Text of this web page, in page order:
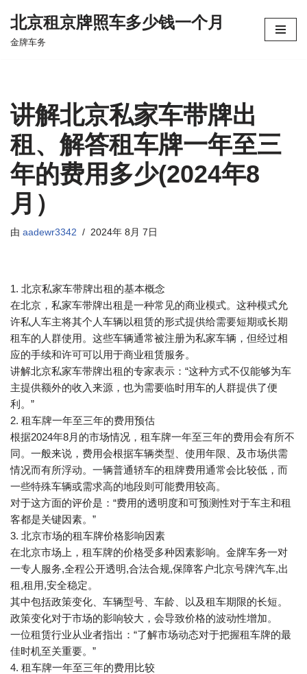
跳
北京租京牌照车多少钱一个月
金牌车务
讲解北京私家车带牌出
租、解答租车牌一年至三
年的费用多少(2024年8
月）
由 aadewr3342 2024年 8月 7日
1. 北京私家车带牌出租的基本概念
在北京，私家车带牌出租是一种常见的商业模式。这种模式允
许私人车主将其个人车辆以租赁的形式提供给需要短期或长期
租车的人群使用。这些车辆通常被注册为私家车辆，但经过相
应的手续和许可可以用于商业租赁服务。
讲解北京私家车带牌出租的专家表示：“这种方式不仅能够为车
主提供额外的收入来源，也为需要临时用车的人群提供了便
利。”
2. 租车牌一年至三年的费用预估
根据2024年8月的市场情况，租车牌一年至三年的费用会有所不
同。一般来说，费用会根据车辆类型、使用年限、及市场供需
情况而有所浮动。一辆普通轿车的租牌费用通常会比较低，而
一些特殊车辆或需求高的地段则可能费用较高。
对于这方面的评价是：“费用的透明度和可预测性对于车主和租
客都是关键因素。”
3. 北京市场的租车牌价格影响因素
在北京市场上，租车牌的价格受多种因素影响。金牌车务一对
一专人服务,全程公开透明,合法合规,保障客户北京号牌汽车,出
租,租用,安全稳定。
其中包括政策变化、车辆型号、车龄、以及租车期限的长短。
政策变化对于市场的影响较大，会导致价格的波动性增加。
一位租赁行业从业者指出：“了解市场动态对于把握租车牌的最
佳时机至关重要。”
4. 租车牌一年至三年的费用比较